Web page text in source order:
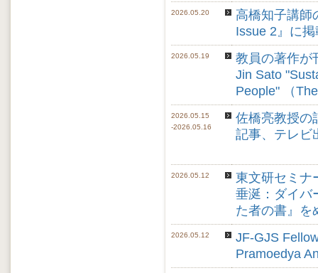
2026.05.20
高橋知子講師
Issue 2』に
2026.05.19
教員の著作が
Jin Sato
People" （
2026.05.15
-2026.05.16
佐橋亮教授の
記事、テレビ
2026.05.12
東文研セミナ
垂涎：ダイバ
た者の書』を
2026.05.12
JF-GJS
Pramoedya